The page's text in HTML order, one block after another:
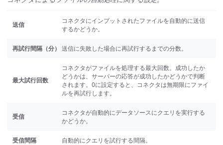
送信
コネクタにインプットされたファイルを自動的に送信
するかどうか。
再試行間隔（分） 送信に失敗した場合に再試行するまでの分数。
最大試行回数
コネクタがファイルを処理する最大回数。成功したか
どうかは、サーバーの応答が成功したかどうかで判断
されます。0に設定すると、コネクタは無期限にファイ
ルを再試行します。
受信
コネクタが自動的にデータソースにクエリを実行する
かどうか。
受信間隔 自動的にクエリを試行する間隔。